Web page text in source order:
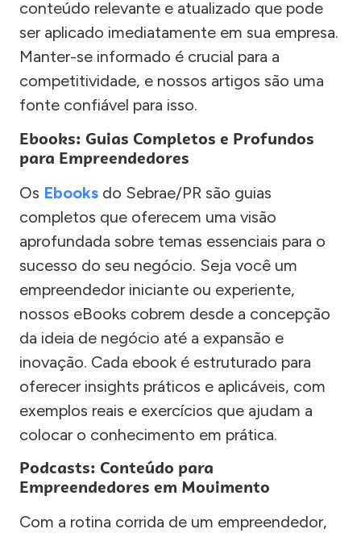
conteúdo relevante e atualizado que pode
ser aplicado imediatamente em sua empresa.
Manter-se informado é crucial para a
competitividade, e nossos artigos são uma
fonte confiável para isso.
Ebooks: Guias Completos e Profundos
para Empreendedores
Os Ebooks do Sebrae/PR são guias
completos que oferecem uma visão
aprofundada sobre temas essenciais para o
sucesso do seu negócio. Seja você um
empreendedor iniciante ou experiente,
nossos eBooks cobrem desde a concepção
da ideia de negócio até a expansão e
inovação. Cada ebook é estruturado para
oferecer insights práticos e aplicáveis, com
exemplos reais e exercícios que ajudam a
colocar o conhecimento em prática.
Podcasts: Conteúdo para
Empreendedores em Movimento
Com a rotina corrida de um empreendedor,